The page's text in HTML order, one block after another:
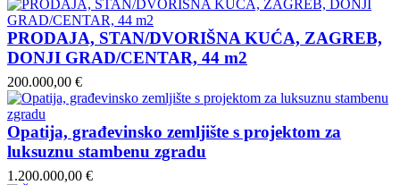
PRODAJA, STAN/DVORIŠNA KUĆA, ZAGREB,
DONJI GRAD/CENTAR, 44 m2
200.000,00 €
Opatija, građevinsko zemljište s projektom za
luksuznu stambenu zgradu
1.200.000,00 €